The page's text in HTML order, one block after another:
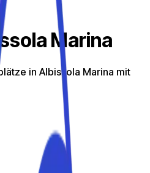
Marina
in Albissola Marina mit